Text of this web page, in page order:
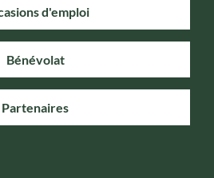
d'emploi
Bénévolat
Partenaires